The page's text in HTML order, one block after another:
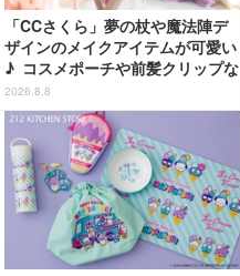
「CCさくら」夢の杖や魔法陣デ
ザインのメイクアイテムが可愛い
♪ コスメポーチや前髪クリップな
ど…毎日使いたい!!「タイトーく
じ」【8月28日～】
2026.8.8